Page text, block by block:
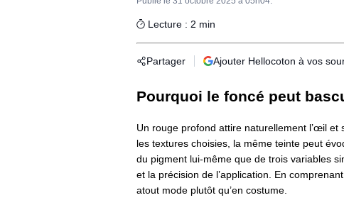
Lecture : 2 min
Partager Ajouter Hellocoton à vos
Pourquoi le foncé peut
Un rouge profond attire naturellement l’œil
les textures choisies, la même teinte peut
du pigment lui-même que de trois variables
et la précision de l’application. En
atout mode plutôt qu’en costume.